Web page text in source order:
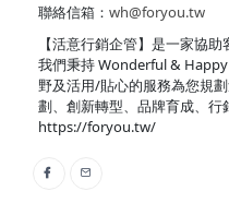
聯絡信箱： wh@foryou.tw
【活意行銷企管】是一家協
我們秉持 Wonderful &
野及活用/貼心的服務為您規
劃、創新轉型、品牌育成、行
https://foryou.tw/